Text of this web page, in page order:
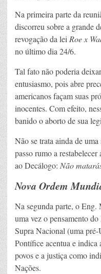
Na primeira parte da
discorreu sobre a grande
revogação da leiRoe x
no último dia 24/6.
Tal fato não poderia
entusiasmo, pois abre
americanos façam suas
inocentes. Com efeito,
banido o aborto de sua
Não se trata ainda de
passo rumo a
ao Decálogo: Não
Nova Ordem
Na segunda parte, o Eng.
uma vez o pensamento
Supra Nacional (uma
Pontífice acentua e
povos e a justiça como
Nações.